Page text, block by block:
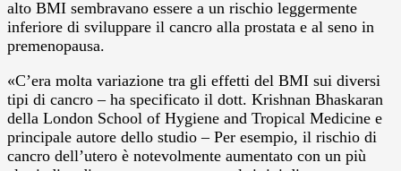
alto BMI sembravano essere a un rischio leggermente
inferiore di sviluppare il cancro alla prostata e al seno in
premenopausa.
«C’era molta variazione tra gli effetti del BMI sui diversi
tipi di cancro – ha specificato il dott. Krishnan Bhaskaran
della London School of Hygiene and Tropical Medicine e
principale autore dello studio – Per esempio, il rischio di
cancro dell’utero è notevolmente aumentato con un più